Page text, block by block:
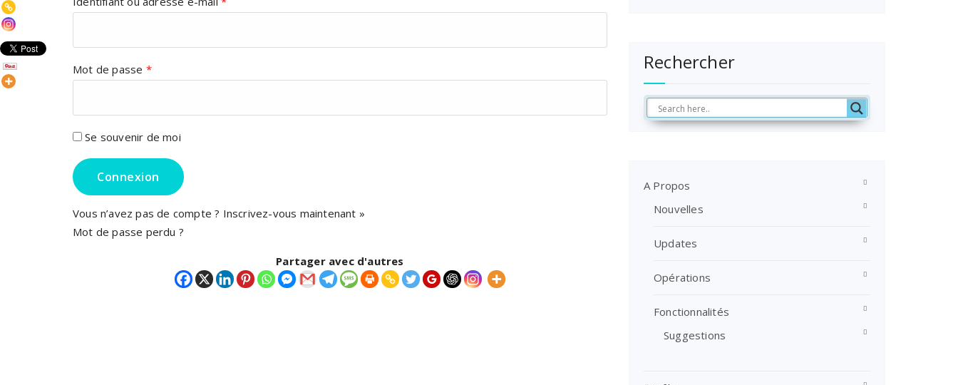
Mot de passe *
Se souvenir de moi
Vous n’avez pas de compte ? Inscrivez-vous maintenant »
Mot de passe perdu ?
Partager avec d'autres
Rechercher
A Propos
Nouvelles
Updates
Opérations
Fonctionnalités
Suggestions